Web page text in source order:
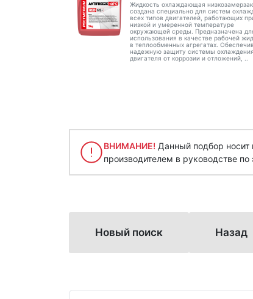
Жидкость охлаждающая
создана специально для систем
всех типов двигателей, работающих
низкой и умеренной температуре
окружающей среды. Предназначена
использования в качестве рабочей
в теплообменных агрегатах.
надежную защиту системы охлаждения
двигателя от коррозии и отложений, ..
ВНИМАНИЕ! Данный подбор носит
производителем в руководстве
Новый поиск Назад